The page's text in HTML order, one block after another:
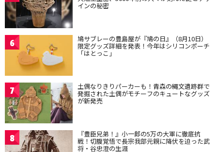
インの秘密
6 鳩サブレーの豊島屋が『鳩の日』（8月10日）
限定グッズ詳細を発表！今年はシリコンポーチ
「はとっこ」
7 土偶なりきりパーカーも！青森の縄文遺跡群で
発掘された土偶がモチーフのキュートなグッズ
が新発売
8 『豊臣兄弟！』小一郎の5万の大軍に徹底抗
戦！切腹覚悟で長宗我部元親に降伏を迫った武
将・谷忠澄の生涯